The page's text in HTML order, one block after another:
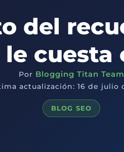
del
le cuesta
Por Blogging Titan Team
actualización: 16 de julio
BLOG SEO